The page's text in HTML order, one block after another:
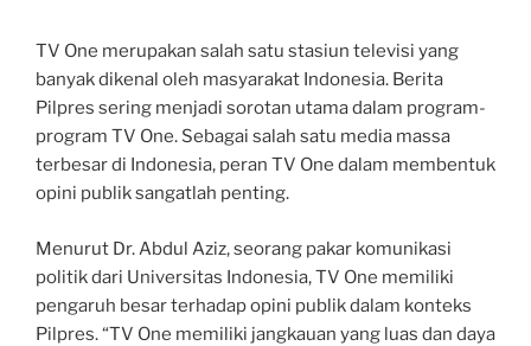
TV One merupakan salah satu stasiun televisi yang
banyak dikenal oleh masyarakat Indonesia. Berita
Pilpres sering menjadi sorotan utama dalam program-
program TV One. Sebagai salah satu media massa
terbesar di Indonesia, peran TV One dalam membentuk
opini publik sangatlah penting.
Menurut Dr. Abdul Aziz, seorang pakar komunikasi
politik dari Universitas Indonesia, TV One memiliki
pengaruh besar terhadap opini publik dalam konteks
Pilpres. “TV One memiliki jangkauan yang luas dan daya